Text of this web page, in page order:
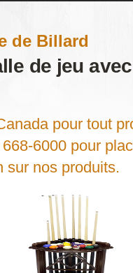
de Billard
de jeu
pour tout
6000 pour
sur nos produits.